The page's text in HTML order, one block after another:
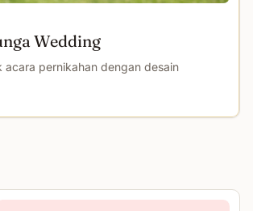
Wedding
acara pernikahan dengan desain